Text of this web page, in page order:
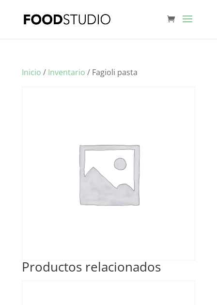
Inicio / Inventario / Fagioli pasta
Productos relacionados